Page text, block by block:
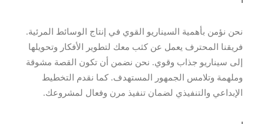
نحن نؤمن بأهمية السيناريو القوي في إنتاج الوسائط المرئية.
فريقنا المحترف يعمل عن كثب معك لتطوير الأفكار وتحويلها
إلى سيناريو جذاب وقوي. نحن نضمن أن تكون القصة مشوقة
وملهمة وتلامس الجمهور المستهدف. كما نقدم التخطيط
الإبداعي والتنفيذي لضمان تنفيذ مرن وفعال لمشروعك.